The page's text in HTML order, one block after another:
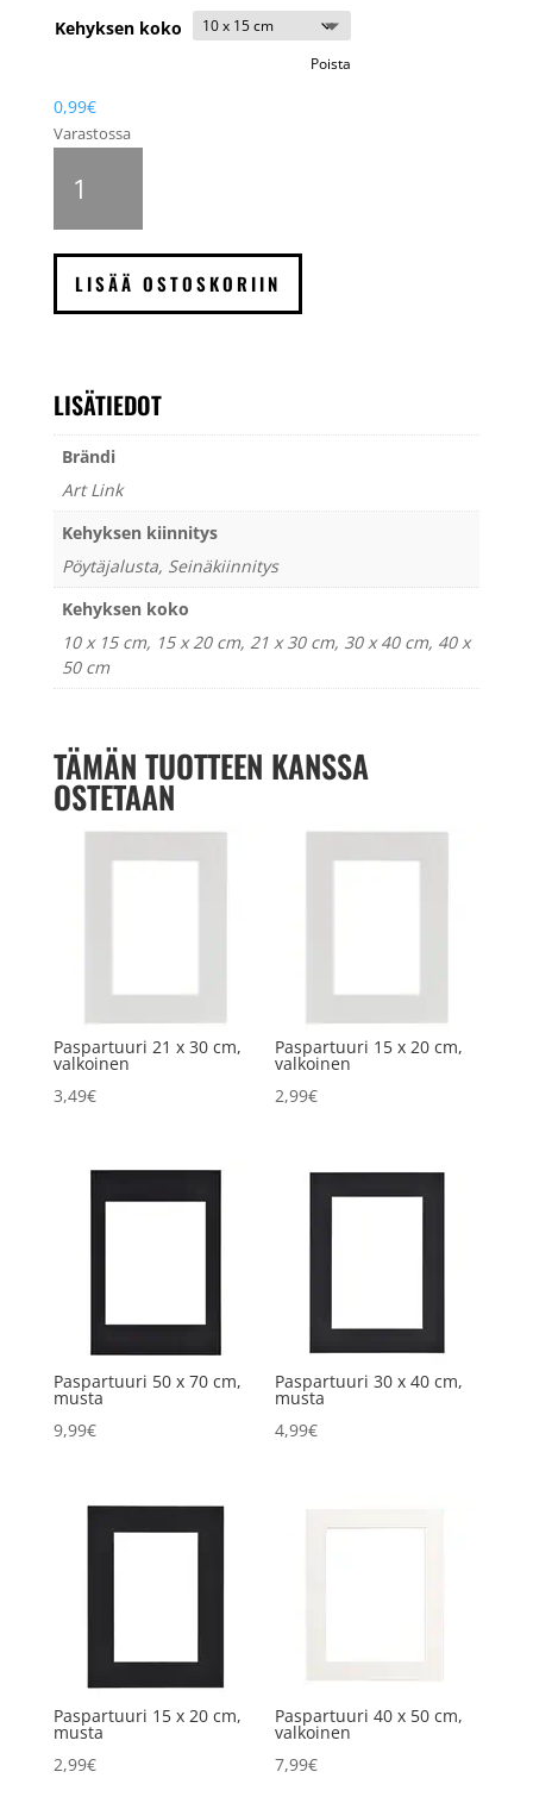
Kehyksen koko
Poista
0,99€
Varastossa
valokuvakehys
LISÄÄ OSTOSKORIIN
LISÄTIEDOT
Brändi
Art Link
Kehyksen kiinnitys
Pöytäjalusta, Seinäkiinnitys
Kehyksen koko
10 x 15 cm, 15 x 20 cm, 21 x 30 cm, 30 x 40 cm, 40 x
50 cm
TÄMÄN TUOTTEEN KANSSA
OSTETAAN
Paspartuuri 21 x 30 cm,
valkoinen
3,49€
Paspartuuri 15 x 20 cm,
valkoinen
2,99€
Paspartuuri 50 x 70 cm,
musta
9,99€
Paspartuuri 30 x 40 cm,
musta
4,99€
Paspartuuri 15 x 20 cm,
musta
2,99€
Paspartuuri 40 x 50 cm,
valkoinen
7,99€